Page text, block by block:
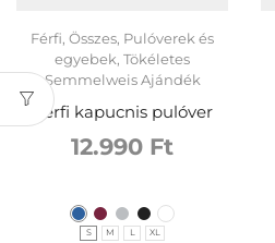
Férfi, Összes, Pulóverek és
egyebek, Tökéletes
Semmelweis Ajándék
Férfi kapucnis pulóver
12.990 Ft
S M L XL